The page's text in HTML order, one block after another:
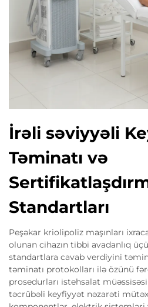
İrəli səviyyəli
Təminatı və
Standartları
Peşəkar kriolipoliz maşınları
olunan cihazın tibbi avadanlıq
standartlara cavab verdiyini
təminatı protokolları ilə özünü
prosedurları istehsalat
təcrübəli keyfiyyət nəzarəti